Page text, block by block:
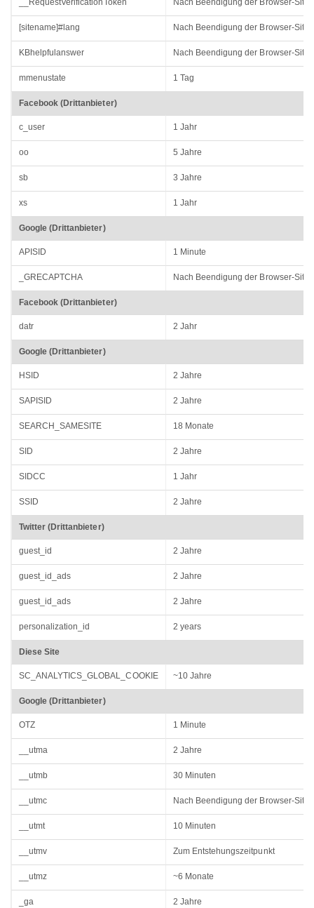
__RequestVerificationToken Nach Beendigung der Browser-
[sitename]#lang Nach Beendigung der Browser-
KBhelpfulanswer Nach Beendigung der Browser-
mmenustate 1 Tag
Facebook (Drittanbieter)
c_user 1 Jahr
oo 5 Jahre
sb 3 Jahre
xs 1 Jahr
Google (Drittanbieter)
APISID 1 Minute
_GRECAPTCHA Nach Beendigung der Browser-
Facebook (Drittanbieter)
datr 2 Jahr
Google (Drittanbieter)
HSID 2 Jahre
SAPISID 2 Jahre
SEARCH_SAMESITE 18 Monate
SID 2 Jahre
SIDCC 1 Jahr
SSID 2 Jahre
Twitter (Drittanbieter)
guest_id 2 Jahre
guest_id_ads 2 Jahre
guest_id_ads 2 Jahre
personalization_id 2 years
Diese Site
SC_ANALYTICS_GLOBAL_COOKIE ~10 Jahre
Google (Drittanbieter)
OTZ 1 Minute
__utma 2 Jahre
__utmb 30 Minuten
__utmc Nach Beendigung der Browser-
__utmt 10 Minuten
__utmv Zum Entstehungszeitpunkt
__utmz ~6 Monate
_ga 2 Jahre